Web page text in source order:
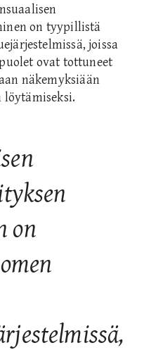
on tyypillistä
joissa
ovat tottuneet
näkemyksiään
on